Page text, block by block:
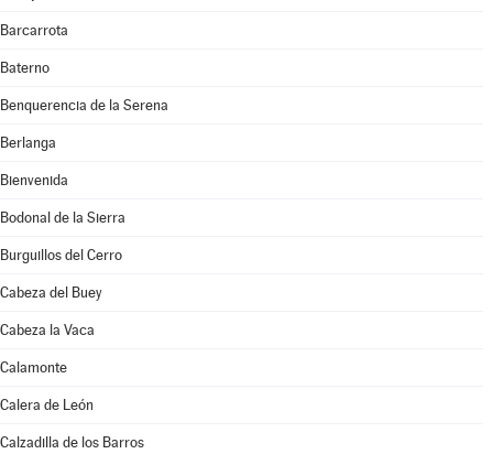
Barcarrota
Baterno
Benquerencia de la Serena
Berlanga
Bienvenida
Bodonal de la Sierra
Burguillos del Cerro
Cabeza del Buey
Cabeza la Vaca
Calamonte
Calera de León
Calzadilla de los Barros